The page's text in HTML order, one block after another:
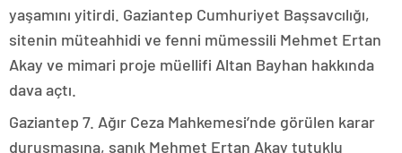
yaşamını yitirdi. Gaziantep Cumhuriyet Başsavcılığı,
sitenin müteahhidi ve fenni mümessili Mehmet Ertan
Akay ve mimari proje müellifi Altan Bayhan hakkında
dava açtı.
Gaziantep 7. Ağır Ceza Mahkemesi’nde görülen karar
duruşmasına, sanık Mehmet Ertan Akay tutuklu